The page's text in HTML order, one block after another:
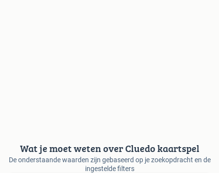
Wat je moet weten over Cluedo kaartspel
De onderstaande waarden zijn gebaseerd op je zoekopdracht en de
ingestelde filters